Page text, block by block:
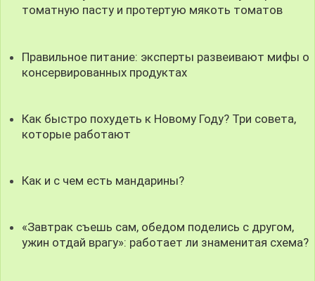
томатную пасту и протертую мякоть томатов
Правильное питание: эксперты развеивают мифы о
консервированных продуктах
Как быстро похудеть к Новому Году? Три совета,
которые работают
Как и с чем есть мандарины?
«Завтрак съешь сам, обедом поделись с другом,
ужин отдай врагу»: работает ли знаменитая схема?